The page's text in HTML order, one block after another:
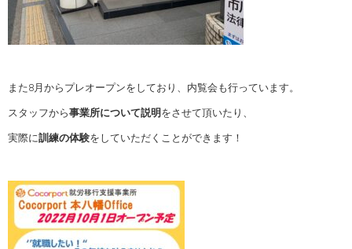
また8月からプレオープンをしており、内覧会も行っています。
スタッフから事業所について説明 をさせて頂いたり、
実際に訓練の体験をしていただくことができます！